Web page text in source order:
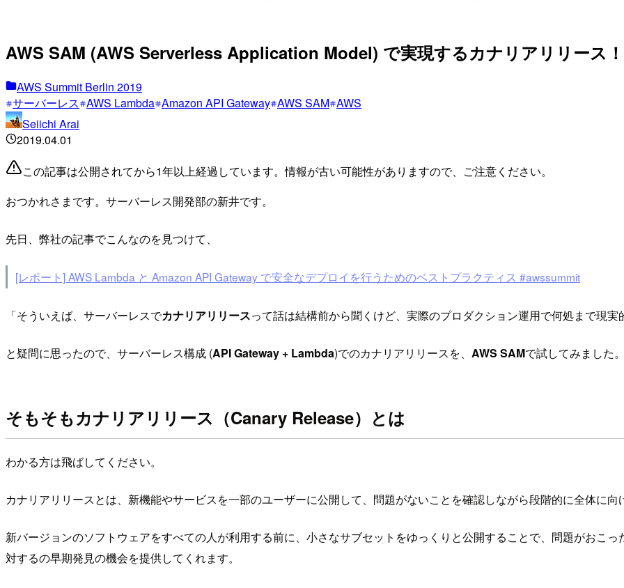
AWS SAM (AWS Serverless Application Model) で実現するカナリアリリース！
AWS Summit Berlin 2019
サーバーレス AWS Lambda Amazon API Gateway AWS SAM AWS
Seiichi Arai
2019.04.01
この記事は公開されてから1年以上経過しています。情報が古い可能性がありますので、ご注意ください。
おつかれさまです。サーバーレス開発部の新井です。
先日、弊社の記事でこんなのを見つけて、
[レポート] AWS Lambda と Amazon API Gateway で安全なデプロイを行うためのベストプラクティス #awssummit
「そういえば、サーバーレスでカナリアリリースって話は結構前から聞くけど、実際のプロダクション運用で何処まで現実
と疑問に思ったので、サーバーレス構成 (API Gateway + Lambda)でのカナリアリリースを、 AWS SAMで試してみました。
そもそもカナリアリリース（Canary Release）とは
わかる方は飛ばしてください。
カナリアリリースとは、新機能やサービスを一部のユーザーに公開して、問題がないことを確認しながら段階的に全体に向
新バージョンのソフトウェアをすべての人が利用する前に、小さなサブセットをゆっくりと公開することで、問題がおこ
対するの早期発見の機会を提供してくれます。